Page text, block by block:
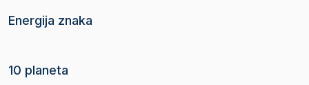
Energija znaka
10 planeta